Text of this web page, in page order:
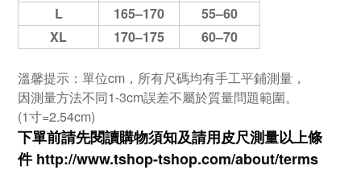
L
165–170
55–60
XL
170–175 60–70
溫馨提示：單位cm，所有尺碼均有手工平鋪測量，
因測量方法不同1-3cm誤差不屬於質量問題範圍。
(1寸=2.54cm)
下單前請先閱讀購物須知及請用皮尺測量以上條
件 http://www.tshop-tshop.com/about/terms